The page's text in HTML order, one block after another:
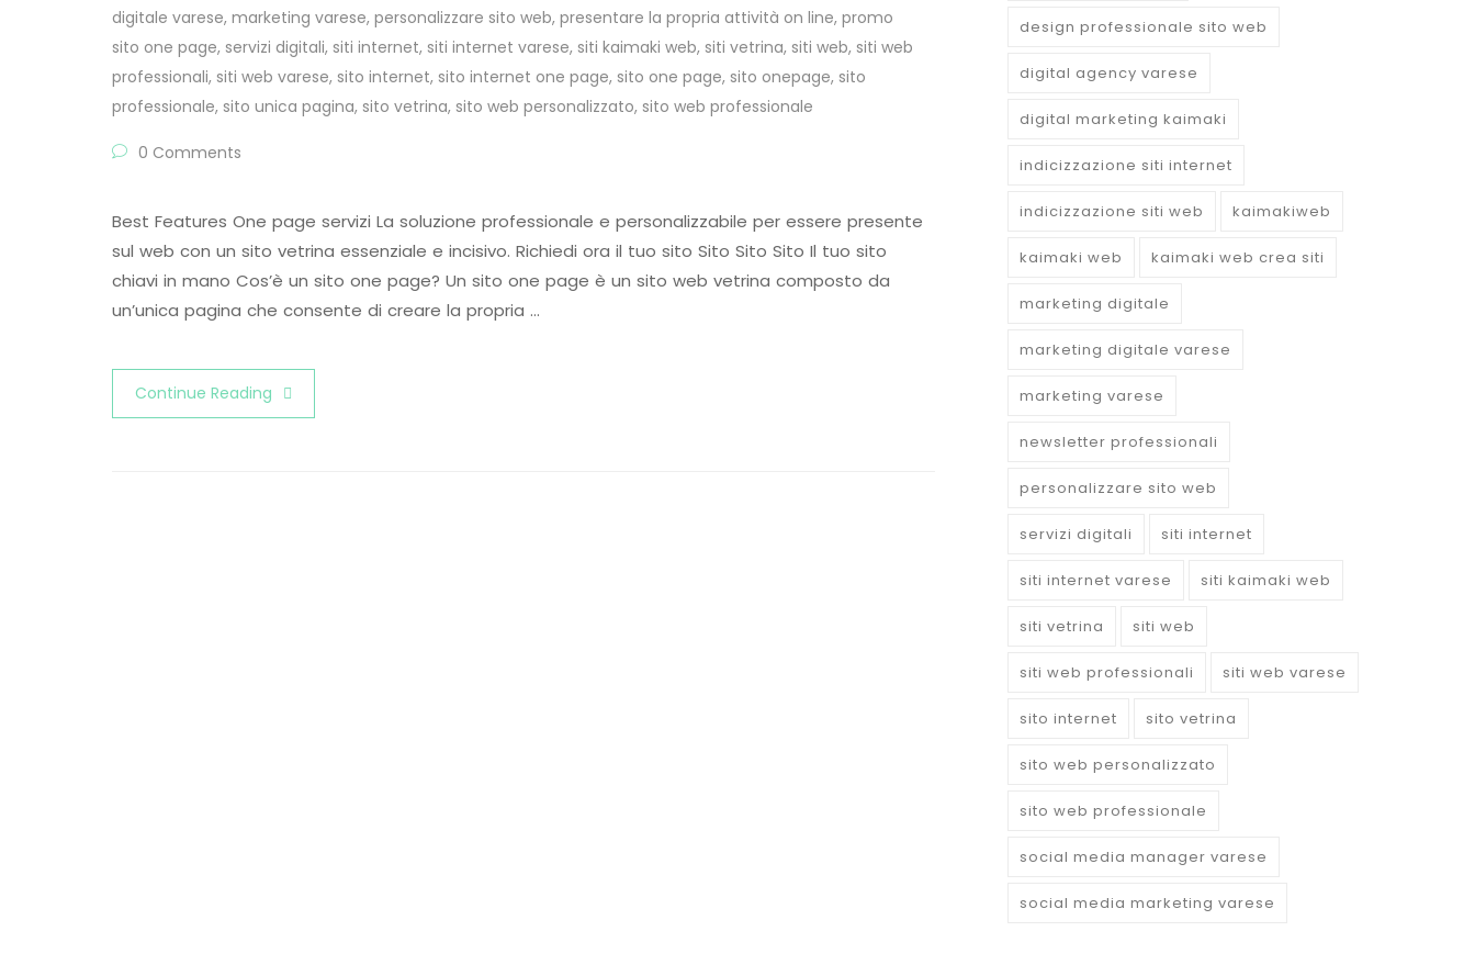
digitale varese, marketing varese, personalizzare sito web, presentare la propria attività on line, promo
sito one page, servizi digitali, siti internet, siti internet varese, siti kaimaki web, siti vetrina, siti web, siti web
professionali, siti web varese, sito internet, sito internet one page, sito one page, sito onepage, sito
professionale, sito unica pagina, sito vetrina, sito web personalizzato, sito web professionale
0 Comments
Best Features One page servizi La soluzione professionale e personalizzabile per essere presente
sul web con un sito vetrina essenziale e incisivo. Richiedi ora il tuo sito Sito Sito Sito Il tuo sito
chiavi in mano Cos’è un sito one page? Un sito one page è un sito web vetrina composto da
un’unica pagina che consente di creare la propria …
Continue Reading
design professionale sito web
digital agency varese
digital marketing kaimaki
indicizzazione siti internet
indicizzazione siti web kaimakiweb
kaimaki web kaimaki web crea siti
marketing digitale
marketing digitale varese
marketing varese
newsletter professionali
personalizzare sito web
servizi digitali siti internet
siti internet varese siti kaimaki web
siti vetrina siti web
siti web professionali siti web varese
sito internet sito vetrina
sito web personalizzato
sito web professionale
social media manager varese
social media marketing varese